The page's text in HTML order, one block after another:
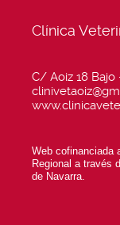
Clínica
C/ Aoiz 18 Bajo
Web cofinanciada
Regional a través
de Navarra.